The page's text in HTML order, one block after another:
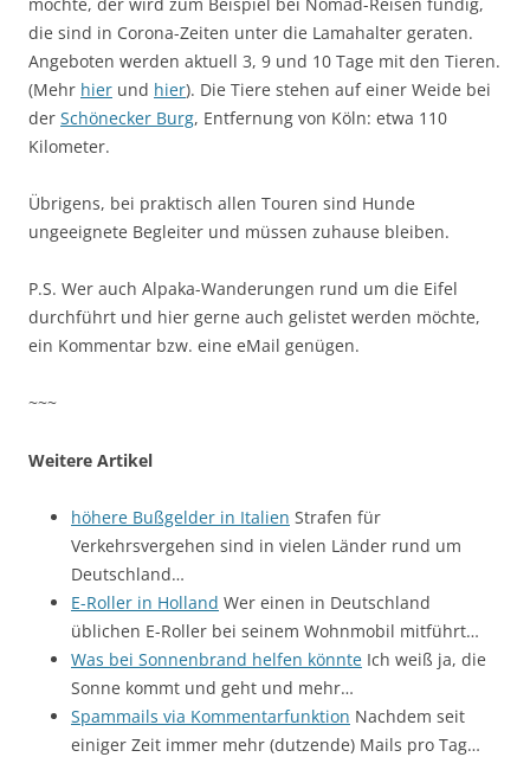
die sind in Corona-Zeiten unter die Lamahalter geraten.
Angeboten werden aktuell 3, 9 und 10 Tage mit den Tieren.
(Mehr hier und hier). Die Tiere stehen auf einer Weide bei
der Schönecker Burg, Entfernung von Köln: etwa 110
Kilometer.
Übrigens, bei praktisch allen Touren sind Hunde
ungeeignete Begleiter und müssen zuhause bleiben.
P.S. Wer auch Alpaka-Wanderungen rund um die Eifel
durchführt und hier gerne auch gelistet werden möchte,
ein Kommentar bzw. eine eMail genügen.
~~~
Weitere Artikel
höhere Bußgelder in Italien Strafen für
Verkehrsvergehen sind in vielen Länder rund um
Deutschland…
E-Roller in Holland Wer einen in Deutschland
üblichen E-Roller bei seinem Wohnmobil mitführt…
Was bei Sonnenbrand helfen könnte Ich weiß ja, die
Sonne kommt und geht und mehr…
Spammails via Kommentarfunktion Nachdem seit
einiger Zeit immer mehr (dutzende) Mails pro Tag…